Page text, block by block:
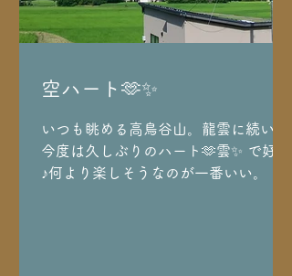
10cm ※フックタイプにも付け替えが
可能です。 その際はお安くなりますの
で購入前にお知らせください。 ・ ・
るふるまわりに 『千の滴』 ラテン語
ミルは千、グレインは穀物を意味し、
永遠、長寿、繁栄など、実り豊かな人
生を願い、小
空ハート🫶✨
いつも眺める高鳥谷山。龍雲に続いて
今度は久しぶりのハート🫶雲✨ で好み
♪何より楽しそうなのが一番いい。 ２